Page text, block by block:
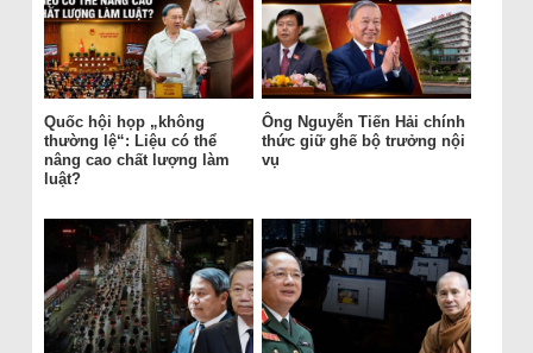
Quốc hội họp „không
thường lệ“: Liệu có thể
nâng cao chất lượng làm
luật?
Ông Nguyễn Tiến Hải chính
thức giữ ghế bộ trưởng nội
vụ